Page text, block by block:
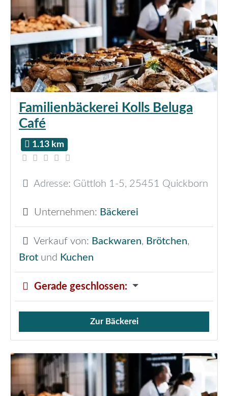
Familienbäckerei Kolls Beluga
Café
1.13 km
Adresse: Güttloh 1-5, 25451 Quickborn
Unternehmen: Bäckerei
Verkauf von: Backwaren, Brötchen,
Brot und Kuchen
Gerade geschlossen:
Verkauf von Brötchen,
Zur Bäckerei